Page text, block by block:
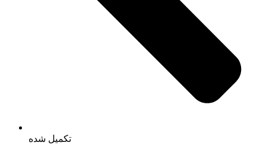
تکمیل شده